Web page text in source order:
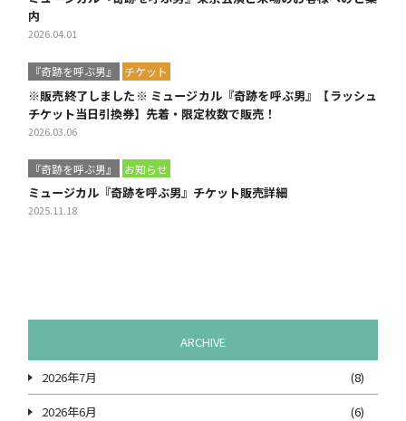
内
2026.04.01
『奇跡を呼ぶ男』 チケット
※販売終了しました※ ミュージカル『奇跡を呼ぶ男』【ラッシュ
チケット当日引換券】先着・限定枚数で販売！
2026.03.06
『奇跡を呼ぶ男』 お知らせ
ミュージカル『奇跡を呼ぶ男』チケット販売詳細
2025.11.18
ARCHIVE
2026年7月
(8)
2026年6月
(6)